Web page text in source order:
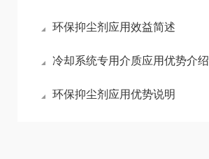
环保抑尘剂应用效益简述
冷却系统专用介质应用优势介绍
环保抑尘剂应用优势说明